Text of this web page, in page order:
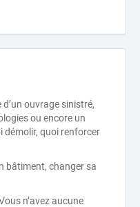
ouvrage sinistré,
ou encore un
démolir, quoi renforcer
bâtiment, changer sa
n’avez aucune